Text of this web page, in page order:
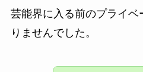
芸能界に入る前のプライベ
りませんでした。